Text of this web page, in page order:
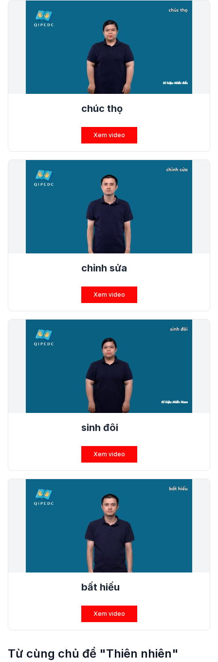
chúc thọ
Xem video
chỉnh sửa
Xem video
sinh đôi
Xem video
bất hiếu
Xem video
Từ cùng chủ đề "Thiên nhiên"